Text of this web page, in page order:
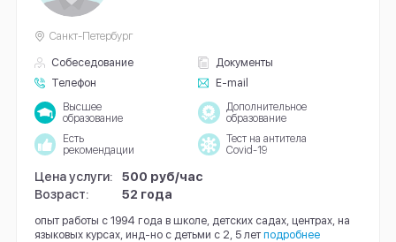
Собеседование
Документы
Телефон
E-mail
Санкт-Петербург
Высшее
образование
Дополнительное
образование
Есть
рекомендации
Тест на антитела
Covid-19
Цена услуги:
500 руб/час
Возраст:
52 года
опыт работы с 1994 года в школе, детских садах, центрах, на
языковых курсах, инд-но с детьми с 2, 5 лет подробнее